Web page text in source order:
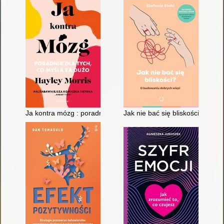
Ja kontra mózg : poradnik dla tych, co myślą za dużo
Jak nie bać się bliskości? : o